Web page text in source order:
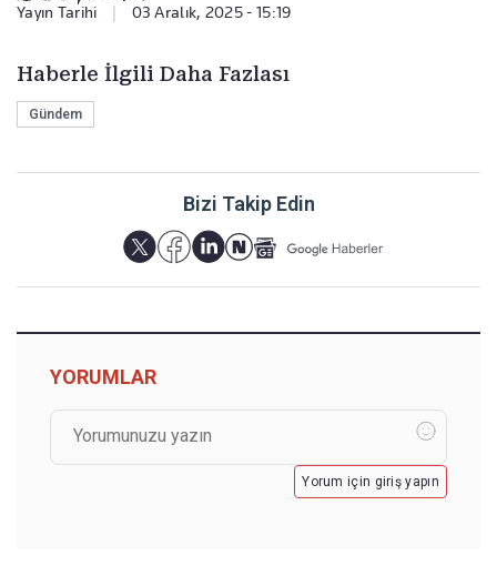
Yayın Tarihi 03 Aralık, 2025 - 15:19
Haberle İlgili Daha Fazlası
Gündem
Bizi Takip Edin
YORUMLAR
Yorum için giriş yapın